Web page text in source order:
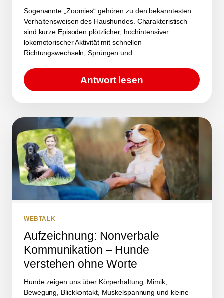
Sogenannte „Zoomies“ gehören zu den bekanntesten
Verhaltensweisen des Haushundes. Charakteristisch
sind kurze Episoden plötzlicher, hochintensiver
lokomotorischer Aktivität mit schnellen
Richtungswechseln, Sprüngen und...
Antwort lesen
WEBTALK
Aufzeichnung: Nonverbale
Kommunikation – Hunde
verstehen ohne Worte
Hunde zeigen uns über Körperhaltung, Mimik,
Bewegung, Blickkontakt, Muskelspannung und kleine